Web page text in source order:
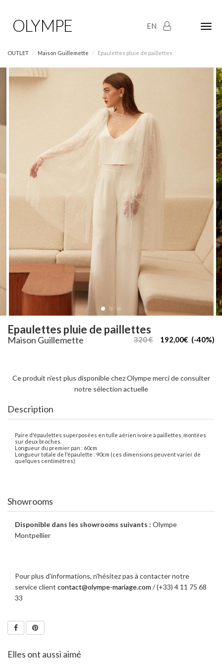
EN
OLYMPE
OUTLET Maison Guillemette Epaulettes pluie de paillettes
Epaulettes pluie de paillettes
320 € 192,00€ (-40%)
Maison Guillemette
Ce produit n'est plus disponible chez Olympe merci de consulter
notre sélection actuelle
Description
Paire d'épaulettes superposées en tulle aérien ivoire à paillettes, montées
sur deux broches.
Longueur du premier pan : 60cm
Longueur totale de l'épaulette : 90cm (ces dimensions peuvent varier de
quelques centimètres)
Showrooms
Disponible dans les showrooms suivants : Olympe
Montpellier
Pour plus d'informations, n'hésitez pas à contacter notre
service client contact@olympe-mariage.com / (+33) 4 11 75 68
33
Elles ont aussi aimé